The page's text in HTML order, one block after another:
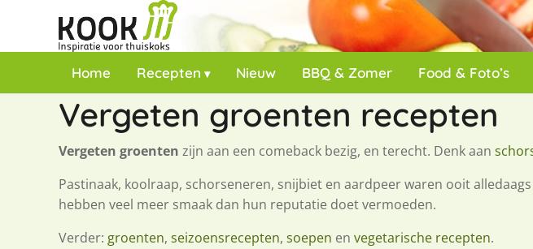
Home Recepten Nieuw BBQ & Zomer Food & Foto’s
Vergeten groenten recepten
Vergeten groenten zijn aan een comeback bezig, en terecht. Denk aan
Pastinaak, koolraap, schorseneren, snijbiet en aardpeer waren ooit
hebben veel meer smaak dan hun reputatie doet vermoeden.
Verder: groenten, seizoensrecepten, soepen en vegetarische recepten.